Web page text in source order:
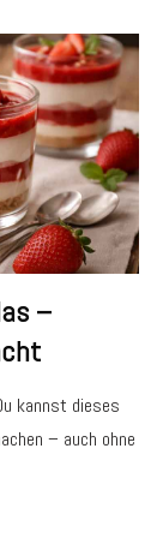
–
kannst dieses
– auch ohne